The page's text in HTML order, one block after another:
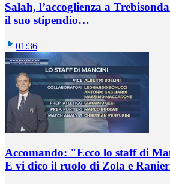
Salah, l’accoglienza a
il suo stipendio…
01:36
Accomando: "Ecco lo staff di
E vi dico il ruolo di Zola e